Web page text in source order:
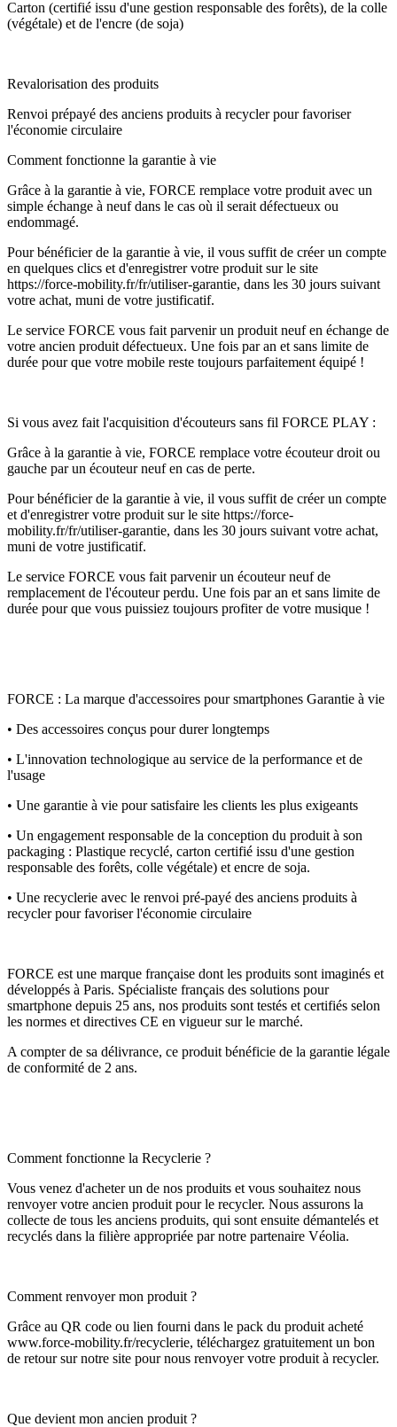
Carton (certifié issu d'une gestion responsable des forêts), de la colle
(végétale) et de l'encre (de soja)
Revalorisation des produits
Renvoi prépayé des anciens produits à recycler pour favoriser
l'économie circulaire
Comment fonctionne la garantie à vie
Grâce à la garantie à vie, FORCE remplace votre produit avec un
simple échange à neuf dans le cas où il serait défectueux ou
endommagé.
Pour bénéficier de la garantie à vie, il vous suffit de créer un compte
en quelques clics et d'enregistrer votre produit sur le site
https://force-mobility.fr/fr/utiliser-garantie, dans les 30 jours suivant
votre achat, muni de votre justificatif.
Le service FORCE vous fait parvenir un produit neuf en échange de
votre ancien produit défectueux. Une fois par an et sans limite de
durée pour que votre mobile reste toujours parfaitement équipé !
Si vous avez fait l'acquisition d'écouteurs sans fil FORCE PLAY :
Grâce à la garantie à vie, FORCE remplace votre écouteur droit ou
gauche par un écouteur neuf en cas de perte.
Pour bénéficier de la garantie à vie, il vous suffit de créer un compte
et d'enregistrer votre produit sur le site https://force-
mobility.fr/fr/utiliser-garantie, dans les 30 jours suivant votre achat,
muni de votre justificatif.
Le service FORCE vous fait parvenir un écouteur neuf de
remplacement de l'écouteur perdu. Une fois par an et sans limite de
durée pour que vous puissiez toujours profiter de votre musique !
FORCE : La marque d'accessoires pour smartphones Garantie à vie
• Des accessoires conçus pour durer longtemps
• L'innovation technologique au service de la performance et de
l'usage
• Une garantie à vie pour satisfaire les clients les plus exigeants
• Un engagement responsable de la conception du produit à son
packaging : Plastique recyclé, carton certifié issu d'une gestion
responsable des forêts, colle végétale) et encre de soja.
• Une recyclerie avec le renvoi pré-payé des anciens produits à
recycler pour favoriser l'économie circulaire
FORCE est une marque française dont les produits sont imaginés et
développés à Paris. Spécialiste français des solutions pour
smartphone depuis 25 ans, nos produits sont testés et certifiés selon
les normes et directives CE en vigueur sur le marché.
A compter de sa délivrance, ce produit bénéficie de la garantie légale
de conformité de 2 ans.
Comment fonctionne la Recyclerie ?
Vous venez d'acheter un de nos produits et vous souhaitez nous
renvoyer votre ancien produit pour le recycler. Nous assurons la
collecte de tous les anciens produits, qui sont ensuite démantelés et
recyclés dans la filière appropriée par notre partenaire Véolia.
Comment renvoyer mon produit ?
Grâce au QR code ou lien fourni dans le pack du produit acheté
www.force-mobility.fr/recyclerie, téléchargez gratuitement un bon
de retour sur notre site pour nous renvoyer votre produit à recycler.
Que devient mon ancien produit ?